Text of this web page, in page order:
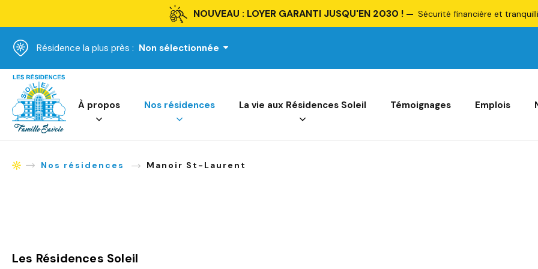
NOUVEAU : LOYER GARANTI JUSQU'EN 2030 ! Sécurité financière et
Résidence la plus près : Non sélectionnée
Accueil
À propos Nos résidences La vie aux Résidences Soleil Témoignages Emplois
AccueilNos résidences Manoir St-Laurent
Les Résidences Soleil